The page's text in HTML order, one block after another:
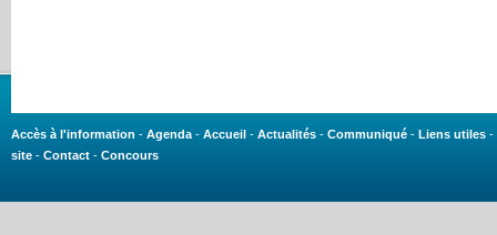
Accès à l'information - Agenda - Accueil - Actualités - Communiqué - Liens utiles -
site - Contact - Concours